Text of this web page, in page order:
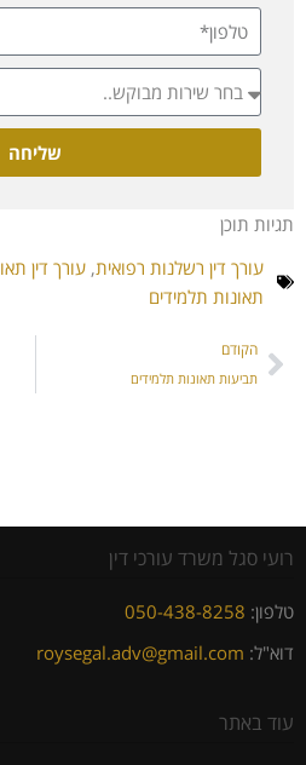
שליחה
תגיות תוכן
עורך דין רשלנות רפואית, עורך דין
תאונות תלמידים
הקודם
תביעות תאונות תלמידים
רועי סגל משרד עורכי דין
טלפון: 050-438-8258
דוא"ל: roysegal.adv@gmail.com
עוד באתר